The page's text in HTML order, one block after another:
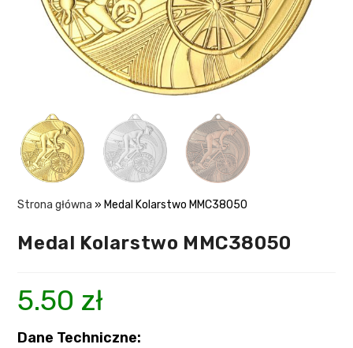
Strona główna »Medal Kolarstwo MMC38050
Medal Kolarstwo MMC38050
5.50 zł
Dane Techniczne: